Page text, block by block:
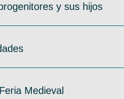
y sus hijos
Medieval